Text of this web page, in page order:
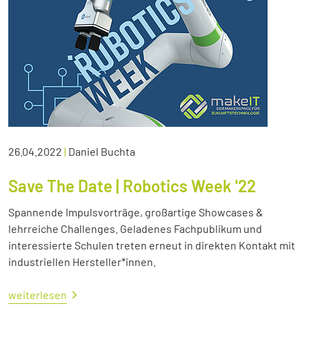
26.04.2022 | Daniel Buchta
Save The Date | Robotics Week '22
Spannende Impulsvorträge, großartige Showcases &
lehrreiche Challenges. Geladenes Fachpublikum und
interessierte Schulen treten erneut in direkten Kontakt mit
industriellen Hersteller*innen.
weiterlesen